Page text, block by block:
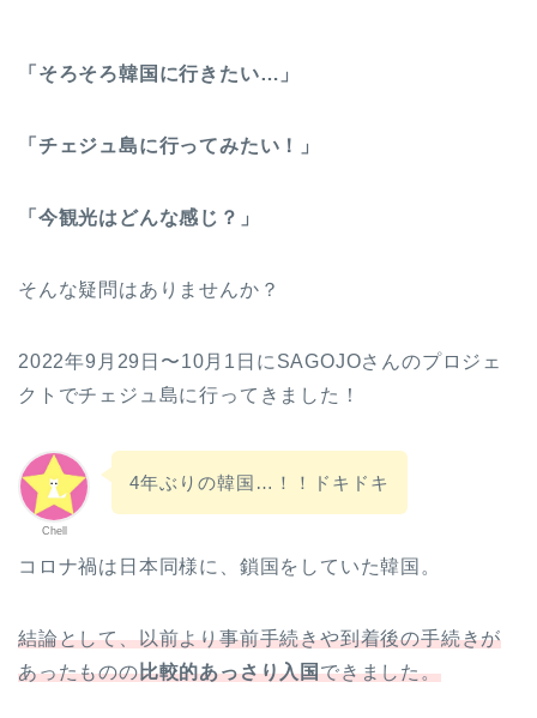
「そろそろ韓国に行きたい…」
「チェジュ島に行ってみたい！」
「今観光はどんな感じ？」
そんな疑問はありませんか？
2022年9月29日〜10月1日にSAGOJOさんのプロジェ
クトでチェジュ島に行ってきました！
Chell
4年ぶりの韓国…！！ドキドキ
コロナ禍は日本同様に、鎖国をしていた韓国。
結論として、以前より事前手続きや到着後の手続きが
あったものの比較的あっさり入国できました。